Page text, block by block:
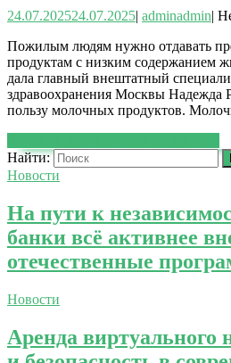
24.07.202524.07.2025| adminadmin|
Пожилым людям нужно отдавать
продуктам с низким содержанием
дала главный внештатный
здравоохранения Москвы
пользу молочных продуктов.
Найти:
Новости
На пути к
банки всё активнее
отечественные
Новости
Аренда виртуального